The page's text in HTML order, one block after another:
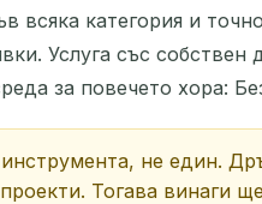
всяка категория и
Услуга със
за повечето хора:
не един.
Тогава винаги